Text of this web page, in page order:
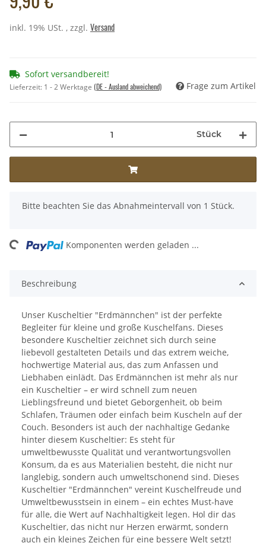
inkl. 19% USt. , zzgl. Versand
Sofort versandbereit!
Lieferzeit: 1 - 2 Werktage (DE - Ausland abweichend) Frage zum Artikel
Stück
x
Bitte beachten Sie das Abnahmeintervall von 1 Stück.
Loading... Komponenten werden geladen ...
Beschreibung
Unser Kuscheltier "Erdmännchen" ist der perfekte
Begleiter für kleine und große Kuschelfans. Dieses
besondere Kuscheltier zeichnet sich durch seine
liebevoll gestalteten Details und das extrem weiche,
hochwertige Material aus, das zum Anfassen und
Liebhaben einlädt. Das Erdmännchen ist mehr als nur
ein Kuscheltier – er wird schnell zum neuen
Lieblingsfreund und bietet Geborgenheit, ob beim
Schlafen, Träumen oder einfach beim Kuscheln auf der
Couch. Besonders ist auch der nachhaltige Gedanke
hinter diesem Kuscheltier: Es steht für
umweltbewusste Qualität und verantwortungsvollen
Konsum, da es aus Materialien besteht, die nicht nur
langlebig, sondern auch umweltschonend sind. Dieses
Kuscheltier "Erdmännchen" vereint Kuschelfreude und
Umweltbewusstsein in einem – ein echtes Must-have
für alle, die Wert auf Nachhaltigkeit legen. Hol dir das
Kuscheltier, das nicht nur Herzen erwärmt, sondern
auch ein kleines Zeichen für eine bessere Welt setzt!